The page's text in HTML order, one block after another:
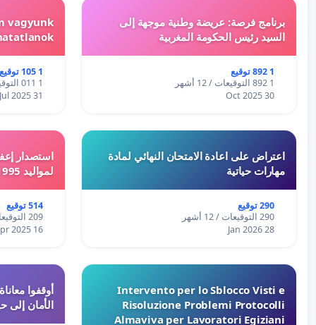
برنامج فرصة: عريضة وطنية موجهة إلى
السيد رئيس الحكومة المغربية
1 892 توقيع
1 892 التوقيعات / 12 أشهر
30 Oct 2025
vagyunk
1 105 توقيع
1 011 التوقيعات / 12 أشهر
31 Jul 2025
اعتراض على اعادة الامتحان النهائي لمادة
مهارات حياتية
290 توقيع
290 التوقيعات / 12 أشهر
28 Jan 2026
استصدار
لمواليد 1995 و 1996 بالجزائر
514 توقيع
209 التوقيعات / 12 أشهر
16 Apr 2025
Intervento per lo Sblocco Visti e
Risoluzione Problemi Protocolli
Almaviva per Lavoratori Egiziani
الأمان إلى